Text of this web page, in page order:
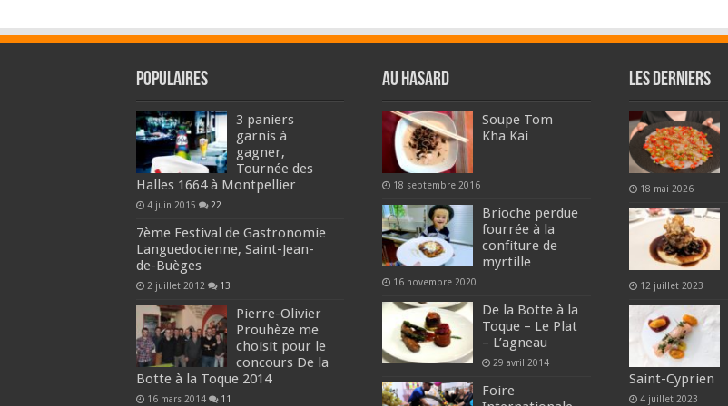
Populaires
3 paniers
garnis à
gagner,
Tournée des
Halles 1664 à Montpellier
4 juin 2015 22
7ème Festival de Gastronomie
Languedocienne, Saint-Jean-
de-Buèges
2 juillet 2012 13
Pierre-Olivier
Prouhèze me
choisit pour le
concours De la
Botte à la Toque 2014
16 mars 2014 11
Au hasard
Soupe Tom
Kha Kai
18 septembre 2016
Brioche perdue
fourrée à la
confiture de
myrtille
16 novembre 2020
De la Botte à la
Toque – Le Plat
– L’agneau
29 avril 2014
Foire
Les derniers
18 mai 2026
12 juillet 2023
Saint-Cyprien
4 juillet 2023